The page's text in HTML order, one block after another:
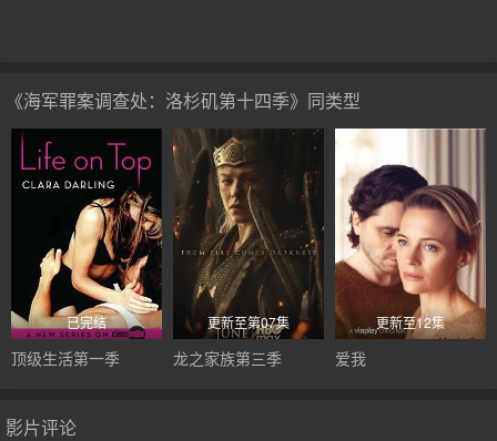
《海军罪案调查处：洛杉矶第十四季》同类型
已完结
顶级生活第一季
更新至第07集
龙之家族第三季
更新至12集
爱我
影片评论